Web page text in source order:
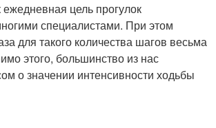
Ходьба с палками
цель прогулок
специалистами. При этом
для такого количества шагов весьма
этого, большинство из нас
о значении интенсивности ходьбы